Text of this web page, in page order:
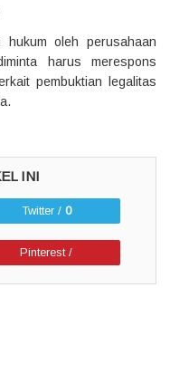
hukum oleh perusahaan
harus merespons
pembuktian legalitas
Twitter / 0
Pinterest /